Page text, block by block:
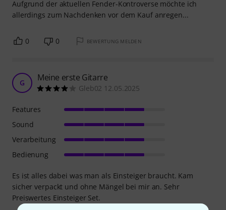
Aufgrund der aktuellen Fender-Kontroverse möchte ich
allerdings zum Nachdenken vor dem Kauf anregen...
0 0 BEWERTUNG MELDEN
G Meine erste Gitarre
Gleb02 12.05.2025
Es ist alles dabei was man als Einsteiger braucht. Kam
sicher verpackt und ohne Mängel bei mir an. Sehr
Preiswertes Einsteiger Set.
Features
Sound
Verarbeitung
Bedienung